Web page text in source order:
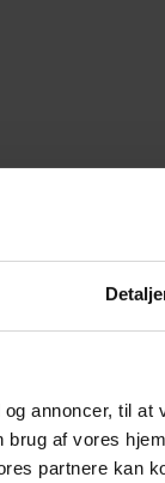
annoncer, til
af vores
partnere kan